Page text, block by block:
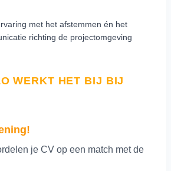
met het afstemmen én het
richting de projectomgeving
WERKT HET BIJ BIJ
je CV op een match met de